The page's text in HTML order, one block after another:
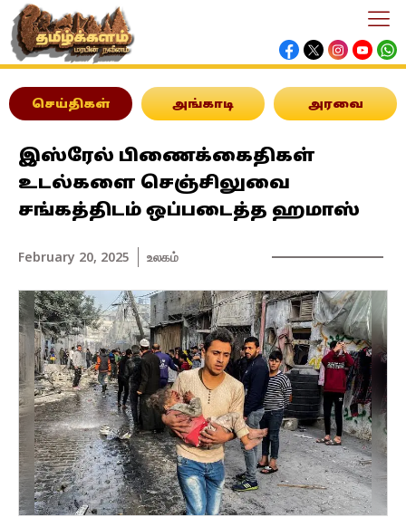
செய்திகள் அங்காடி அரவை
இஸ்ரேல் பிணைக்கைதிகள்
உடல்களை செஞ்சிலுவை
சங்கத்திடம் ஒப்படைத்த ஹமாஸ்
February 20, 2025 உலகம்